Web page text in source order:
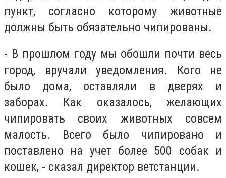
пункт, согласно которому животные
должны быть обязательно чипированы.
- В прошлом году мы обошли почти весь
город, вручали уведомления. Кого не
было дома, оставляли в дверях и
заборах. Как оказалось, желающих
чипировать своих животных совсем
малость. Всего было чипировано и
поставлено на учет более 500 собак и
кошек, - сказал директор ветстанции.